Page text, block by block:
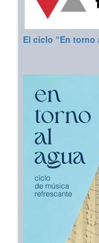
El ciclo “En torno